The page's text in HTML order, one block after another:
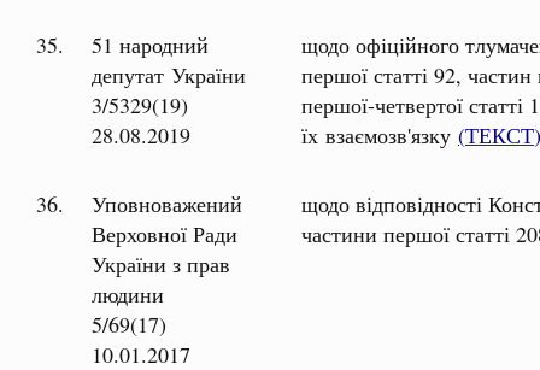
35.
51 народний
депутат України
3/5329(19)
28.08.2019
щодо офіційного
першої статті 92, частин
першої-четвертої статті
їх взаємозв'язку (ТЕКСТ)
36.
Уповноважений
Верховної Ради
України з прав
людини
5/69(17)
10.01.2017
щодо відповідності
частини першої статті